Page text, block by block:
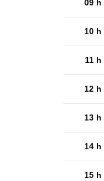
09 h
10 h
11 h
12 h
13 h
14 h
15 h